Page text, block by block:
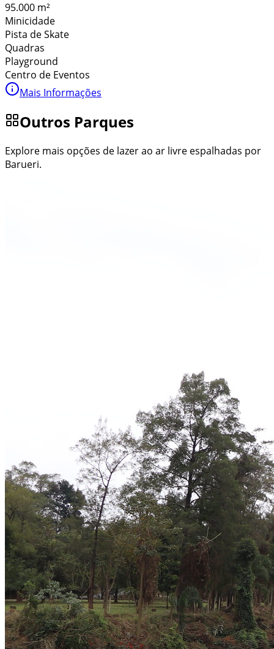
95.000 m²
Minicidade
Pista de Skate
Quadras
Playground
Centro de Eventos
Mais Informações
Outros Parques
Explore mais opções de lazer ao ar livre espalhadas por
Barueri.